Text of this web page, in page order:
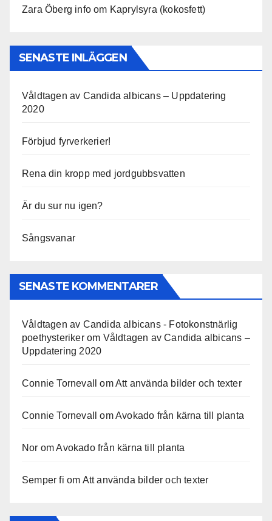
Zara Öberg info om Kaprylsyra (kokosfett)
SENASTE INLÄGGEN
Våldtagen av Candida albicans – Uppdatering
2020
Förbjud fyrverkerier!
Rena din kropp med jordgubbsvatten
Är du sur nu igen?
Sångsvanar
SENASTE KOMMENTARER
Våldtagen av Candida albicans - Fotokonstnärlig
poethysterikerom Våldtagen av Candida albicans –
Uppdatering 2020
Connie Tornevall omAtt använda bilder och texter
Connie Tornevall omAvokado från kärna till planta
Nor omAvokado från kärna till planta
Semper fi om Att använda bilder och texter